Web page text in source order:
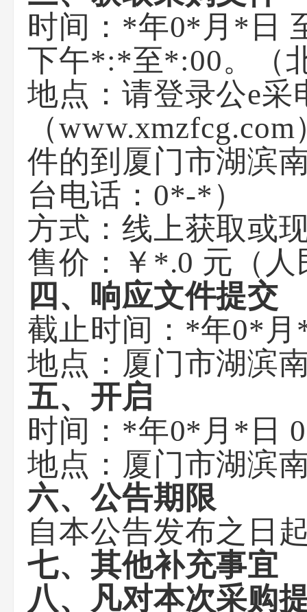
时间：*年0*月*日
下午*:*至*:00。（
地点：请登录公e
（
件的到厦门市湖滨
台电话：0*-*）
方式：线上获取或
售价：￥*.0 元（人
四、响应文件提交
截止时间：*年0*
地点：厦门市湖滨
五、开启
时间：*年0*月*日
地点：厦门市湖滨
六、公告期限
自本公告发布之日
七、其他补充事宜
八、凡对本次采购